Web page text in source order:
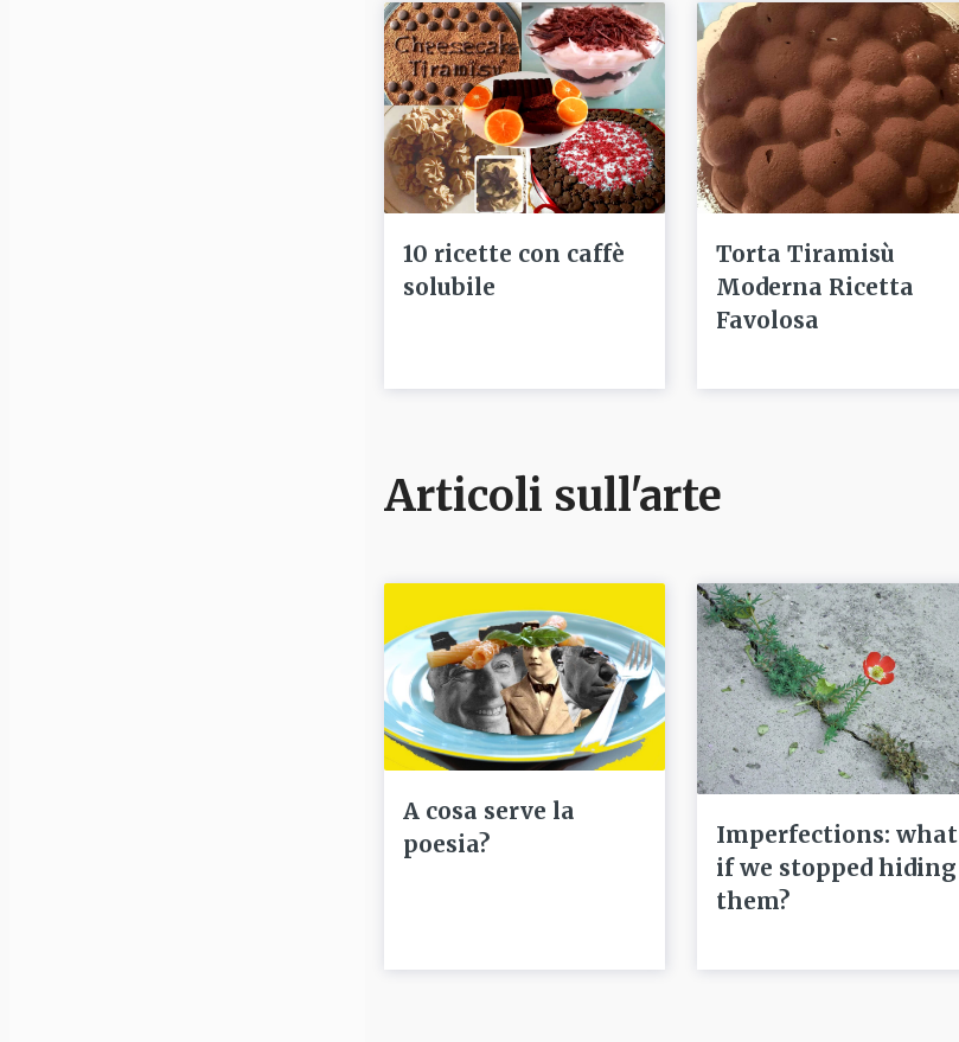
10 ricette con caffè
solubile
Torta Tiramisù
Moderna Ricetta
Favolosa
Articoli sull'arte
A cosa serve la
poesia?
Imperfections: what
if we stopped hiding
them?